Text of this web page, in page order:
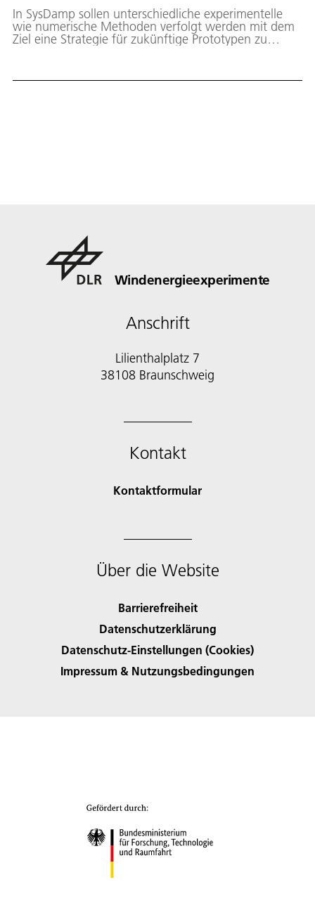
In SysDamp sollen unterschiedliche experimentelle
wie numerische Methoden verfolgt werden mit dem
Ziel eine Strategie für zukünftige Prototypen zu
Designprozess neu zu entwickelnden Anlagen
Windenergieexperimente
Anschrift
Lilienthalplatz 7
38108 Braunschweig
Kontakt
Kontaktformular
Über die Website
Barrierefreiheit
Datenschutzerklärung
Datenschutz-Einstellungen (Cookies)
Impressum & Nutzungsbedingungen